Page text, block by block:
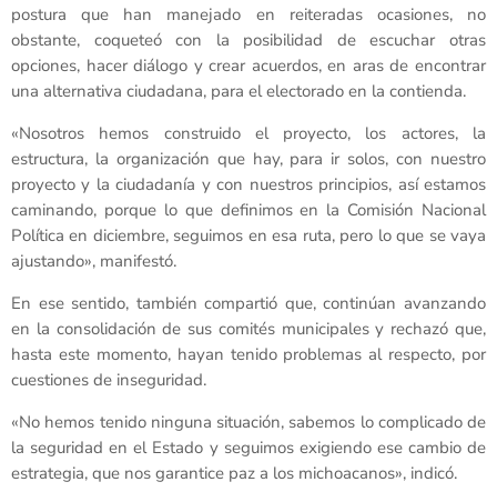
postura que han manejado en reiteradas ocasiones, no
obstante, coqueteó con la posibilidad de escuchar otras
opciones, hacer diálogo y crear acuerdos, en aras de encontrar
una alternativa ciudadana, para el electorado en la contienda.
«Nosotros hemos construido el proyecto, los actores, la
estructura, la organización que hay, para ir solos, con nuestro
proyecto y la ciudadanía y con nuestros principios, así estamos
caminando, porque lo que definimos en la Comisión Nacional
Política en diciembre, seguimos en esa ruta, pero lo que se vaya
ajustando», manifestó.
En ese sentido, también compartió que, continúan avanzando
en la consolidación de sus comités municipales y rechazó que,
hasta este momento, hayan tenido problemas al respecto, por
cuestiones de inseguridad.
«No hemos tenido ninguna situación, sabemos lo complicado de
la seguridad en el Estado y seguimos exigiendo ese cambio de
estrategia, que nos garantice paz a los michoacanos», indicó.